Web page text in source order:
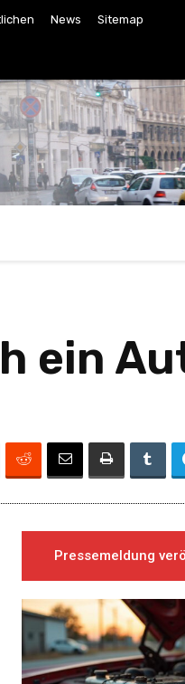
News Sitemap
ein
Pressemeldung